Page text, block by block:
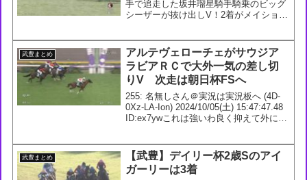
手で追走した坂井瑠星騎手騎乗のビッグ
シーザーが抜け出しV！2着がメイショウ
競馬ラボ (@keibalab) Janua...
武豊まとめ
アルテヴェローチェがサウジア
ラビアＲＣで大外一気の差し切
りV 次走は朝日杯FSへ
255: 名無しさん＠実況は実況板へ (4D-
0Xz-LA-Ion) 2024/10/05(土) 15:47:47.48
ID:ex7ywこれは強いわ良く抑えて外に出
武豊まとめ
【武豊】デイリー杯2歳Sのアイ
ガーリーは3着